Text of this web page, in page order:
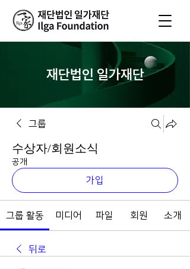
재단법인 일가재단
그룹
수상자/회원소식
공개
가입
그룹 활동 미디어 파일 회원 소개
뒤로